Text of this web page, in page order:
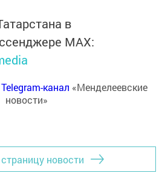
в
MАХ:
Telegram-канал «Менделеевские
новости»
новости